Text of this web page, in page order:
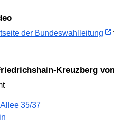
der Bundeswahlleitung
Kreuzberg
35/37